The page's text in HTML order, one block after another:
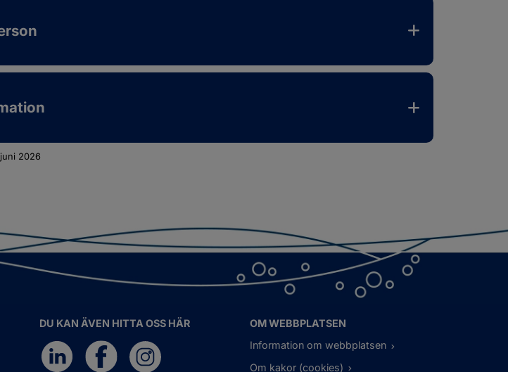
2026
DU KAN ÄVEN HITTA OSS HÄR
OM WEBBPLATSEN
Information om webbplatsen
Om kakor (cookies)